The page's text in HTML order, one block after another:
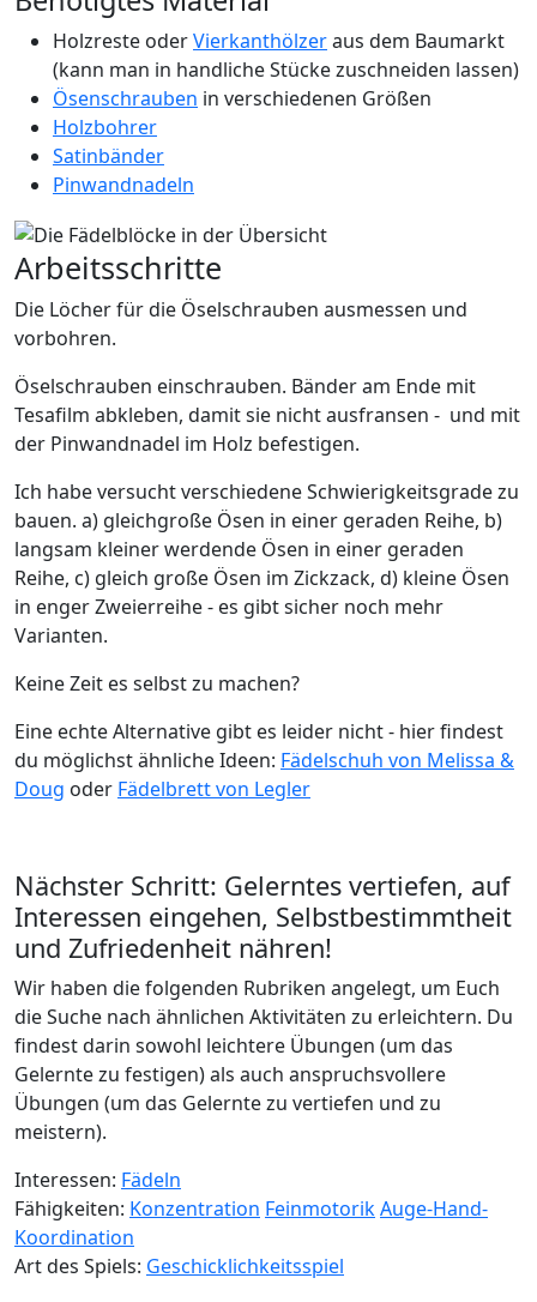
Holzreste oderVierkanthölzeraus dem Baumarkt
(kann man in handliche Stücke zuschneiden lassen)
Ösenschrauben in verschiedenen Größen
Holzbohrer
Satinbänder
Pinwandnadeln
Arbeitsschritte
Die Löcher für die Öselschrauben ausmessen und
vorbohren.
Öselschrauben einschrauben. Bänder am Ende mit
Tesafilm abkleben, damit sie nicht ausfransen - und mit
der Pinwandnadel im Holz befestigen.
Ich habe versucht verschiedene Schwierigkeitsgrade zu
bauen. a) gleichgroße Ösen in einer geraden Reihe, b)
langsam kleiner werdende Ösen in einer geraden
Reihe, c) gleich große Ösen im Zickzack, d) kleine Ösen
in enger Zweierreihe - es gibt sicher noch mehr
Varianten.
Keine Zeit es selbst zu machen?
Eine echte Alternative gibt es leider nicht - hier findest
du möglichst ähnliche Ideen: Fädelschuh von Melissa &
Doug oder Fädelbrett von Legler
Nächster Schritt: Gelerntes vertiefen, auf
Interessen eingehen, Selbstbestimmtheit
und Zufriedenheit nähren!
Wir haben die folgenden Rubriken angelegt, um Euch
die Suche nach ähnlichen Aktivitäten zu erleichtern. Du
findest darin sowohl leichtere Übungen (um das
Gelernte zu festigen) als auch anspruchsvollere
Übungen (um das Gelernte zu vertiefen und zu
meistern).
Interessen: Fädeln
Fähigkeiten: Konzentration FeinmotorikAuge-Hand-
Koordination
Art des Spiels: Geschicklichkeitsspiel